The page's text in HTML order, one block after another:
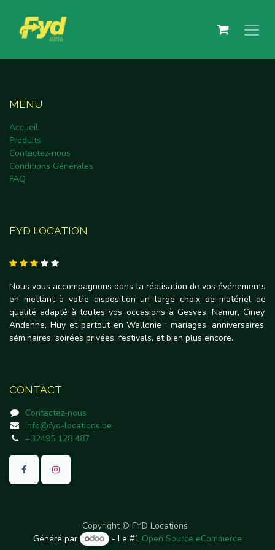
MENU
Accueil
Produits
Contactez-nous
Conditions Générales
FAQ
FYD LOCATION
Nous vous accompagnons dans la réalisation de vos événements
en mettant à votre disposition un large choix de matériel de
qualité adapté à toutes vos occasions à Gesves, Namur, Ciney,
Andenne, Huy et partout en Wallonie : mariages, anniversaires,
séminaires, soirées privées, festivals, et bien plus encore.
CONTACT
Contactez-nous
info@fyd-locations.be
+32495 128 487
Copyright © FYD Locations
Généré par
- Le #1 Open Source eCommerce